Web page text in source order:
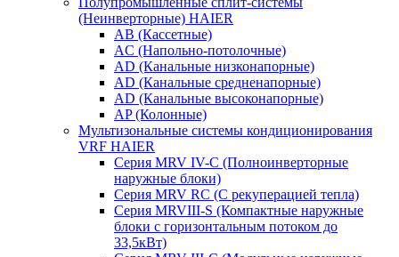
(Неинверторные) HAIER
AB (Кассетные)
AC (Напольно-потолочные)
AD (Канальные низконапорные)
AD (Канальные средненапорные)
AD (Канальные высоконапорные)
AP (Колонные)
Мультизональные системы кондиционирования
VRF HAIER
Серия MRV IV-C (Полноинверторные
наружные блоки)
Серия MRV RC (С рекуперацией тепла)
Серия MRVIII-S (Компактные наружные
блоки с горизонтальным потоком до
33,5кВт)